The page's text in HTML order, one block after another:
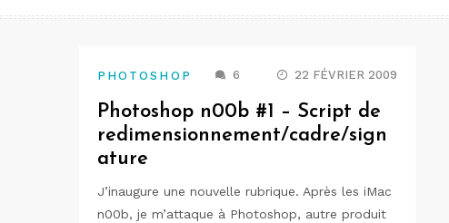
PHOTOSHOP 6 22 FÉVRIER 2009
Photoshop n00b #1 – Script de
redimensionnement/cadre/sign
ature
J’inaugure une nouvelle rubrique. Après les iMac
n00b, je m’attaque à Photoshop, autre produit